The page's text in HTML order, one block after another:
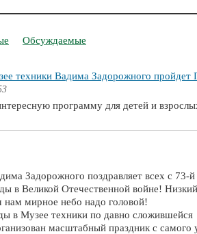
Обсуждаемые
техники Вадима Задорожного пройдет
программу для детей и
Задорожного поздравляет всех с 73-й
в Великой Отечественной войне!
мирное небо надо головой!
в Музее техники по давно сложившейся
масштабный праздник с самого